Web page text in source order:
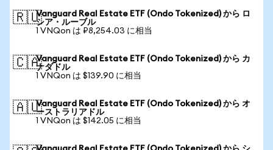
🇷🇺Vanguard Real Estate ETF (Ondo Tokenized) から ロ
シア・ルーブル
1 VNQon は ₽8,254.03 に相当
🇨🇦Vanguard Real Estate ETF (Ondo Tokenized) から カ
ナダドル
1 VNQon は $139.90 に相当
🇦🇺Vanguard Real Estate ETF (Ondo Tokenized) から オ
ーストラリアドル
1 VNQon は $142.05 に相当